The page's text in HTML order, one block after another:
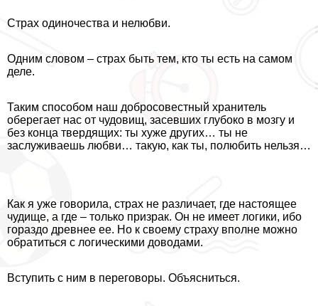
Страх одиночества и нелюбви.
Одним словом – страх быть тем, кто ты есть на самом
деле.
Таким способом наш добросовестный хранитель
оберегает нас от чудовищ, засевших глубоко в мозгу и
без конца твердящих: ты хуже других… ты не
заслуживаешь любви… такую, как ты, полюбить нельзя…
Как я уже говорила, страх не различает, где настоящее
чудище, а где – только призpaк. Он не имеет логики, ибо
гораздо древнее ее. Но к своему страху вполне можно
обратиться с логическими доводами.
Вступить с ним в переговоры. Объясниться.